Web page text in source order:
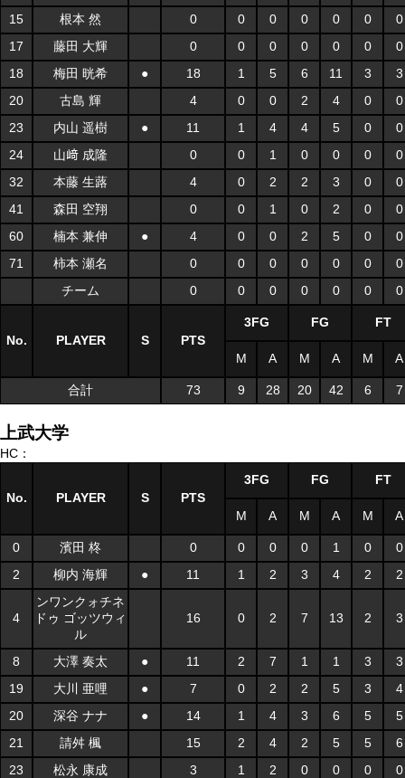
15
根本 然 0 0 0 0 0 0
0
17
藤田 大輝 0 0 0 0 0 0
0
18
梅田 晄希 ● 18 1 5 6 11 3
3
20
古島 輝 4 0 0 2 4 0
0
23
内山 遥樹 ● 11 1 4 4 5 0
0
24
山﨑 成隆 0 0 1 0 0 0
0
32
本藤 生蕗 4 0 2 2 3 0
0
41
森田 空翔 0 0 1 0 2 0
0
60
楠本 兼伸 ● 4 0 0 2 5 0
0
71
柿本 瀬名 0 0 0 0 0 0
0
チーム
0 0 0 0 0 0 0
No. PLAYER S PTS
3FG FG FT
M A M A M A
合計 73 9 28 20 42 6 7
上武大学
HC：
No. PLAYER S PTS
3FG FG FT
M A M A M A
0 濱田 柊 0 0 0 0 1 0
0
2
柳内 海輝 ● 11 1 2 3 4 2 2
4
ンワンクォチネ
ドゥ ゴッツウィ
ル
16 0 2 7 13 2 3
8 大澤 奏太 ● 11 2 7 1 1 3
3
19
大川 亜哩 ● 7 0 2 2 5 3
4
20
深谷 ナナ ● 14 1 4 3 6 5
5
21
請舛 楓 15 2 4 2 5 5
6
23
松永 康成 3 1 2 0 0 0
0